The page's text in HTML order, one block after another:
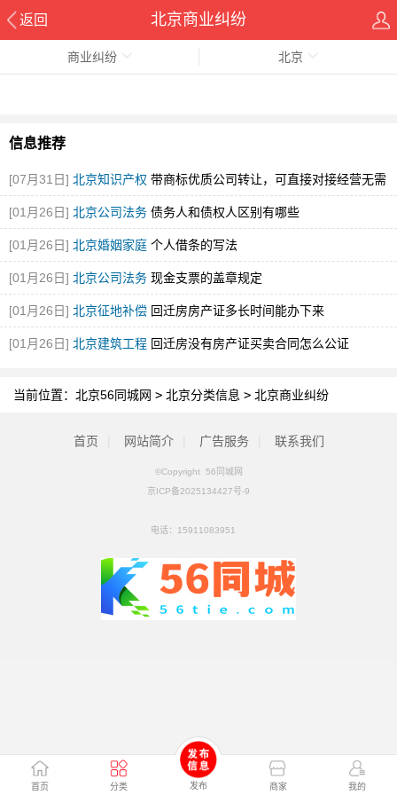
返回 北京商业纠纷
首页 分类 发布 商家 我的
商业纠纷 北京
信息推荐
[07月31日] 北京知识产权 带商标优质公司转让，可直接对接经营无需
重新注册[图]
[01月26日] 北京公司法务 债务人和债权人区别有哪些
[01月26日] 北京婚姻家庭 个人借条的写法
[01月26日] 北京公司法务 现金支票的盖章规定
[01月26日] 北京征地补偿 回迁房房产证多长时间能办下来
[01月26日] 北京建筑工程 回迁房没有房产证买卖合同怎么公证
当前位置： 北京56同城网 > 北京分类信息 > 北京商业纠纷
首页 网站简介 广告服务 联系我们
©Copyright 56同城网
京ICP备2025134427号-9
电话： 15911083951